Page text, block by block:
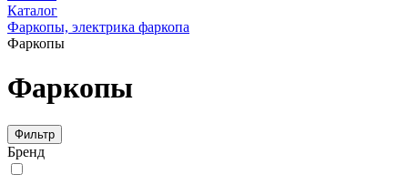
Каталог
Фаркопы, электрика фаркопа
Фаркопы
Фаркопы
Фильтр
Бренд